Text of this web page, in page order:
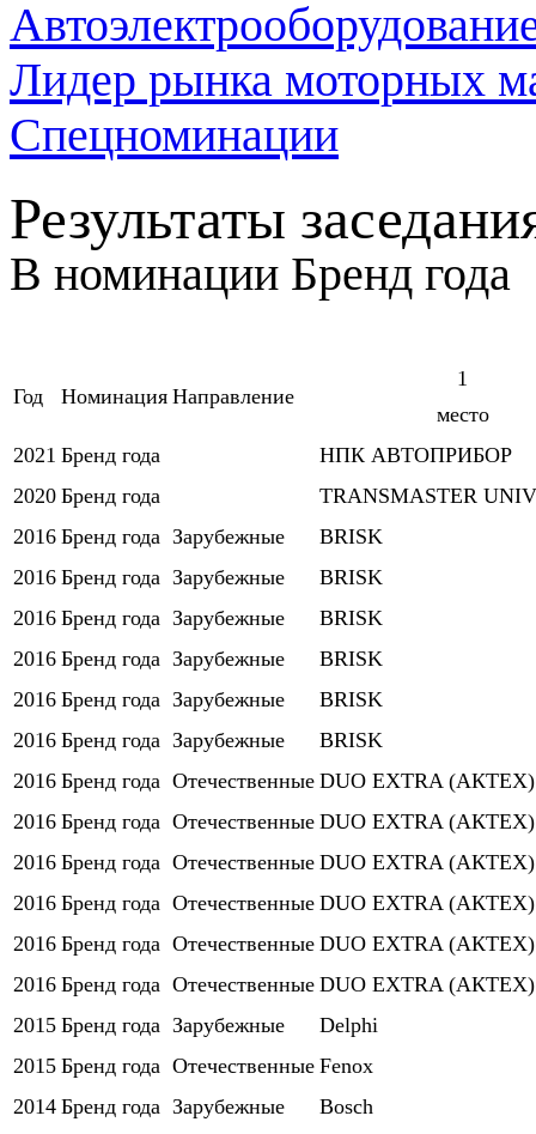
Лидер рынка моторных
Спецноминации
Результаты
В номинации Бренд года
Год Номинация Направление
1
место
2021 Бренд года
НПК АВТОПРИБОР
2020 Бренд года
TRANSMASTER
2016 Бренд года Зарубежные
BRISK
2016 Бренд года Зарубежные
BRISK
2016 Бренд года Зарубежные
BRISK
2016 Бренд года Зарубежные
BRISK
2016 Бренд года Зарубежные
BRISK
2016 Бренд года Зарубежные
BRISK
2016 Бренд года Отечественные DUO EXTRA (АКТЕХ)
2016 Бренд года Отечественные DUO EXTRA (АКТЕХ)
2016 Бренд года Отечественные DUO EXTRA (АКТЕХ)
2016 Бренд года Отечественные DUO EXTRA (АКТЕХ)
2016 Бренд года Отечественные DUO EXTRA (АКТЕХ)
2016 Бренд года Отечественные DUO EXTRA (АКТЕХ)
2015 Бренд года Зарубежные
Delphi
2015 Бренд года Отечественные Fenox
2014 Бренд года Зарубежные
Bosch